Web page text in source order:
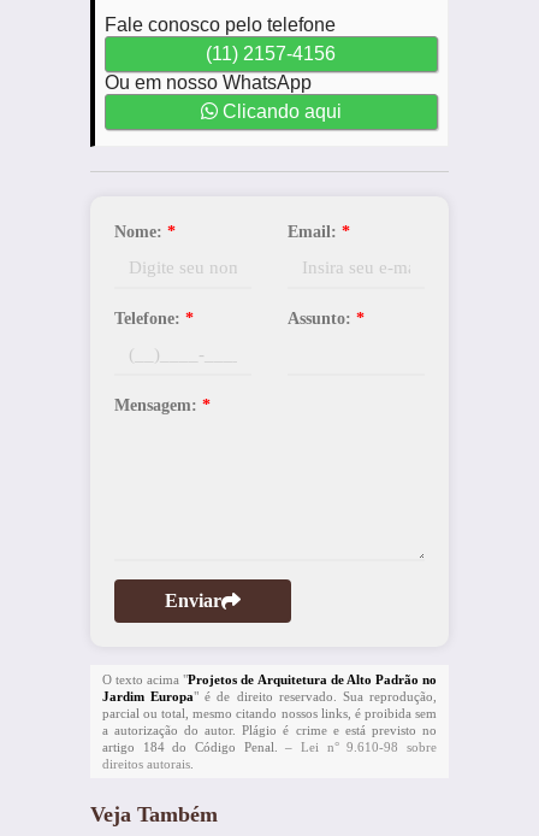
Fale conosco pelo telefone
(11) 2157-4156
Ou em nosso WhatsApp
Clicando aqui
Nome: * Email: *
Telefone: * Assunto: *
Mensagem: *
Enviar
O texto acima "Projetos de Arquitetura de Alto Padrão no
Jardim Europa" é de direito reservado. Sua reprodução,
parcial ou total, mesmo citando nossos links, é proibida sem
a autorização do autor. Plágio é crime e está previsto no
artigo 184 do Código Penal. –Lei n° 9.610-98 sobre
direitos autorais.
Veja Também